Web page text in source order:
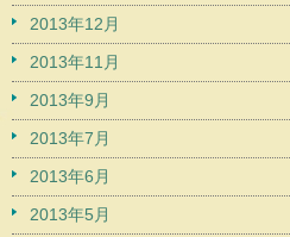
2013年12月
2013年11月
2013年9月
2013年7月
2013年6月
2013年5月